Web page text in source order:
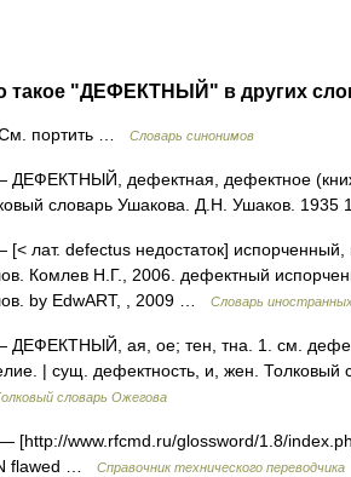
такое "ДЕФЕКТНЫЙ" в других
портить … Словарь синонимов
ДЕФЕКТНЫЙ, дефектная, дефектное
словарь Ушакова. Д.Н. Ушаков.
[< лат. defectus недостаток]
Комлев Н.Г., 2006. дефектный
by EdwART, , 2009 …
Словарь
ДЕФЕКТНЫЙ, ая, ое; тен, тна. 1. см.
| сущ. дефектность, и, жен.
словарь Ожегова
[http://www.rfcmd.ru/glossword/1.8/
flawed …
Справочник технического переводчика